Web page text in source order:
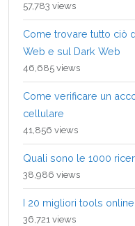
57,783 views
Come trovare tutto ciò
Web e sul Dark Web
46,685 views
Come verificare un
cellulare
41,856 views
Quali sono le 1000
38,986 views
I 20 migliori tools
36,721 views